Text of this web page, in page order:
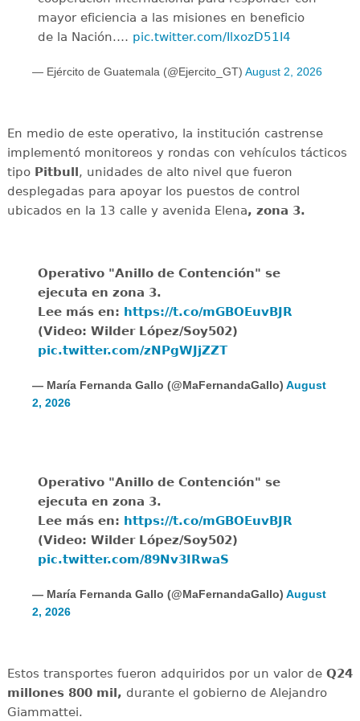
mayor eficiencia a las misiones en beneficio
de la Nación.… pic.twitter.com/IlxozD51I4
— Ejército de Guatemala (@Ejercito_GT) August 2, 2026
En medio de este operativo, la institución castrense
implementó monitoreos y rondas con vehículos tácticos
tipo Pitbull, unidades de alto nivel que fueron
desplegadas para apoyar los puestos de control
ubicados en la 13 calle y avenida Elena, zona 3.
Operativo "Anillo de Contención" se
ejecuta en zona 3.
Lee más en: https://t.co/mGBOEuvBJR
(Video: Wilder López/Soy502)
pic.twitter.com/zNPgWJjZZT
— María Fernanda Gallo (@MaFernandaGallo) August
2, 2026
Operativo "Anillo de Contención" se
ejecuta en zona 3.
Lee más en: https://t.co/mGBOEuvBJR
(Video: Wilder López/Soy502)
pic.twitter.com/89Nv3IRwaS
— María Fernanda Gallo (@MaFernandaGallo) August
2, 2026
Estos transportes fueron adquiridos por un valor de Q24
millones 800 mil, durante el gobierno de Alejandro
Giammattei.